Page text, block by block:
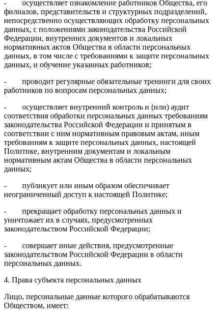
- осуществляет ознакомление работников Общества, его
филиалов, представительств и структурных подразделений,
непосредственно осуществляющих обработку персональных
данных, с положениями законодательства Российской
Федерации, внутренних документов и локальных
нормативных актов Общества в области персональных
данных, в том числе с требованиями к защите персональных
данных, и обучение указанных работников;
- проводит регулярные обязательные тренинги для своих
работников по вопросам персональных данных;
- осуществляет внутренний контроль и (или) аудит
соответствия обработки персональных данных требованиям
законодательства Российской Федерации и принятым в
соответствии с ним нормативным правовым актам, иным
требованиям к защите персональных данных, настоящей
Политике, внутренним документам и локальным
нормативным актам Общества в области персональных
данных;
- публикует или иным образом обеспечивает
неограниченный доступ к настоящей Политике;
- прекращает обработку персональных данных и
уничтожает их в случаях, предусмотренных
законодательством Российской Федерации;
- совершает иные действия, предусмотренные
законодательством Российской Федерации в области
персональных данных.
4. Права субъекта персональных данных
Лицо, персональные данные которого обрабатываются
Обществом, имеет: